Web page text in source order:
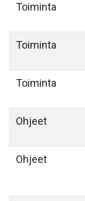
Toiminta
Toiminta
Toiminta
Ohjeet
Ohjeet